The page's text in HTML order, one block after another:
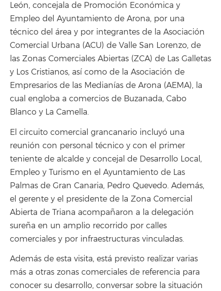
León, concejala de Promoción Económica y
Empleo del Ayuntamiento de Arona, por una
técnico del área y por integrantes de la Asociación
Comercial Urbana (ACU) de Valle San Lorenzo, de
las Zonas Comerciales Abiertas (ZCA) de Las Galletas
y Los Cristianos, así como de la Asociación de
Empresarios de las Medianías de Arona (AEMA), la
cual engloba a comercios de Buzanada, Cabo
Blanco y La Camella.
El circuito comercial grancanario incluyó una
reunión con personal técnico y con el primer
teniente de alcalde y concejal de Desarrollo Local,
Empleo y Turismo en el Ayuntamiento de Las
Palmas de Gran Canaria, Pedro Quevedo. Además,
el gerente y el presidente de la Zona Comercial
Abierta de Triana acompañaron a la delegación
sureña en un amplio recorrido por calles
comerciales y por infraestructuras vinculadas.
Además de esta visita, está previsto realizar varias
más a otras zonas comerciales de referencia para
conocer su desarrollo, conversar sobre la situación